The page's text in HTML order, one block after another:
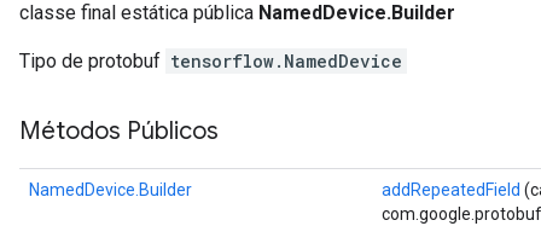
classe final estática pública NamedDevice.Builder
Tipo de protobuf tensorflow.NamedDevice
Métodos Públicos
NamedDevice.Builder addRepeatedField